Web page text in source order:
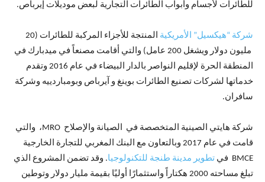
للطائرات لأجسام وأبواب الطائرات التجارية لبعض موديلات إيرباص.
شركة “هيكسيل” الأمريكية
المنتجة للأجزاء المركبة للطائرات (20
مليون دولار ويشغل 200 عامل) والتي أقامت مصنعاً في ميدبارك في
المنطقة الحرة لإقليم النواصر بالدار البيضاء في عام 2016 وتقدم
خدماتها لشركات تصنيع الطائرات بوينغ و آيرباص وبومباردييه وشركة
سافران.
شركة هايتي الصينية المتخصصة في الصيانة والإصلاح MRO، والتي
قامت في عام 2017 وبالتعاون مع البنك المغربي للتجارة الخارجية
BMCE في
تطوير مدينة طنجة للتكنولوجيا. وقد تضمن المشروع الذي
تبلغ مساحته 2000 هكتاراً واستثمارًا أوليًا بقيمة مليار دولار وتوطين